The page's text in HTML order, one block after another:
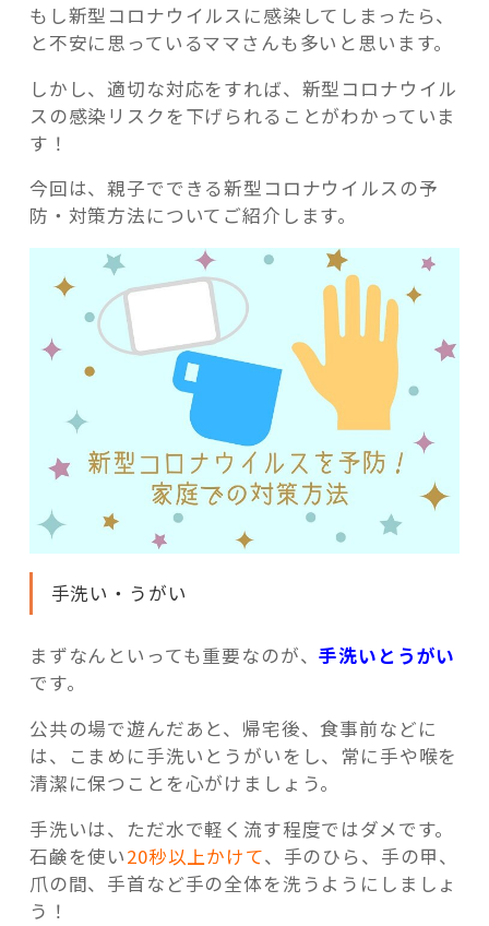
記事検索
もし新型コロナウイルスに感染してしまったら、
と不安に思っているママさんも多いと思います。
しかし、適切な対応をすれば、新型コロナウイル
スの感染リスクを下げられることがわかっていま
す！
今回は、親子でできる新型コロナウイルスの予
防・対策方法についてご紹介します。
手洗い・うがい
まずなんといっても重要なのが、手洗いとうがい
です。
公共の場で遊んだあと、帰宅後、食事前などに
は、こまめに手洗いとうがいをし、常に手や喉を
清潔に保つことを心がけましょう。
手洗いは、ただ水で軽く流す程度ではダメです。
石鹸を使い20秒以上かけて、手のひら、手の甲、
爪の間、手首など手の全体を洗うようにしましょ
う！